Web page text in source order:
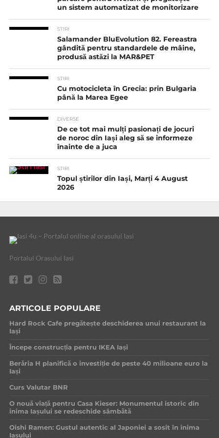
un sistem automatizat de monitorizare
STIRI
Salamander BluEvolution 82. Fereastra
gândită pentru standardele de mâine,
produsă astăzi la MAR&PET
STIRI
Cu motocicleta în Grecia: prin Bulgaria
până la Marea Egee
DIVERSE
De ce tot mai mulți pasionați de jocuri
de noroc din Iași aleg să se informeze
înainte de a juca
STIRI
Topul știrilor din Iași, Marți 4 August
2026
Portalul Orasului Iasi
ARTICOLE POPULARE
Hard Rock Cafe pregătește deschiderea unui restaurant la
Iași
Începe construcția pentru IKEA Iași
Berăria H planifică o investiție de peste 40 milioane euro la
Iași
Curs Valutar BNR
O nouă viață pentru Casa Kieser: Monumentul istoric din
inima Iașului se redeschide sâmbătă
Oishi Ramen: Gustul autentic al Japoniei a sosit în inima
Iașului